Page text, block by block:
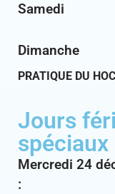
Samedi
Dimanche
PRATIQUE DU
Jours
spéciaux
Mercredi 24
: